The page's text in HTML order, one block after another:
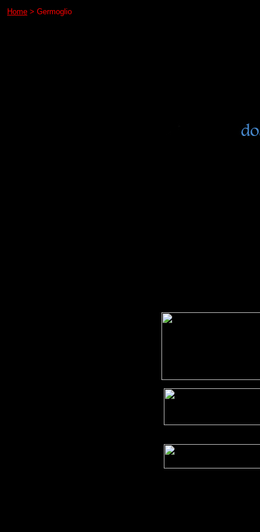
Home > Germoglio